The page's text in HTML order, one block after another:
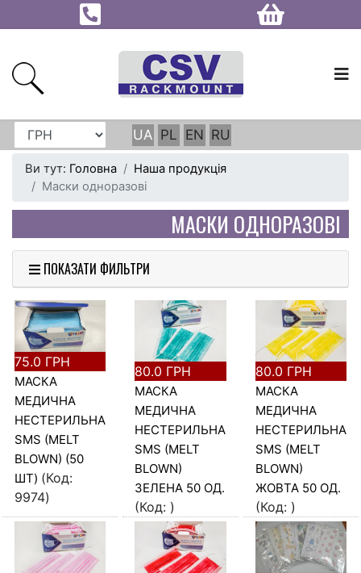
UA PL EN RU
Ви тут: Головна
Наша продукція
Маски одноразові
МАСКИ ОДНОРАЗОВІ
ПОКАЗАТИ ФИЛЬТРИ
75.0 ГРН
МАСКА
МЕДИЧНА
НЕСТЕРИЛЬНА,
SMS (MELT
BLOWN) (50
ШТ) (Код:
9974)
80.0 ГРН
МАСКА
МЕДИЧНА
НЕСТЕРИЛЬНА,
SMS (MELT
BLOWN)
ЗЕЛЕНА 50 ОД.
(Код: )
80.0 ГРН
МАСКА
МЕДИЧНА
НЕСТЕРИЛЬНА,
SMS (MELT
BLOWN)
ЖОВТА 50 ОД.
(Код: )